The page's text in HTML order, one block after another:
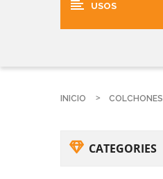
USOS
INICIO COLCHONES
CATEGORIES